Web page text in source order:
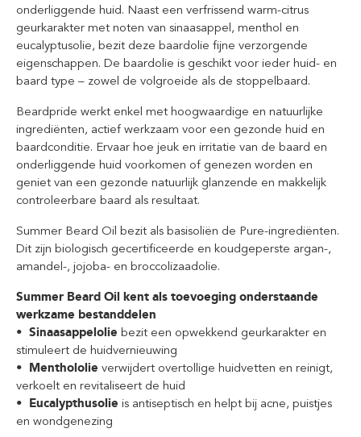
onderliggende huid. Naast een verfrissend warm-citrus
geurkarakter met noten van sinaasappel, menthol en
eucalyptusolie, bezit deze baardolie fijne verzorgende
eigenschappen. De baardolie is geschikt voor ieder huid- en
baard type – zowel de volgroeide als de stoppelbaard.
Beardpride werkt enkel met hoogwaardige en natuurlijke
ingrediënten, actief werkzaam voor een gezonde huid en
baardconditie. Ervaar hoe jeuk en irritatie van de baard en
onderliggende huid voorkomen of genezen worden en
geniet van een gezonde natuurlijk glanzende en makkelijk
controleerbare baard als resultaat.
Summer Beard Oil bezit als basisoliën de Pure-ingrediënten.
Dit zijn biologisch gecertificeerde en koudgeperste argan-,
amandel-, jojoba- en broccolizaadolie.
Summer Beard Oil kent als toevoeging onderstaande
werkzame bestanddelen
• Sinaasappelolie bezit een opwekkend geurkarakter en
stimuleert de huidvernieuwing
• Menthololie verwijdert overtollige huidvetten en reinigt,
verkoelt en revitaliseert de huid
• Eucalypthusolie is antiseptisch en helpt bij acne, puistjes
en wondgenezing